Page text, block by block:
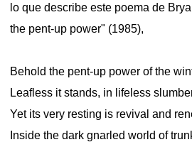
lo que describe este poema de
the pent-up power" (1985),
Behold the pent-up power of the
Leafless it stands, in lifeless
Yet its very resting is revival and
Inside the dark gnarled world of